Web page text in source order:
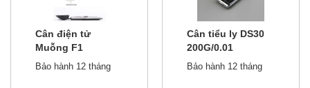
Cân điện tử
Muỗng F1
300g/0.1g
Bảo hành 12 tháng
Cân tiểu ly DS30
200G/0.01
Bảo hành 12 tháng